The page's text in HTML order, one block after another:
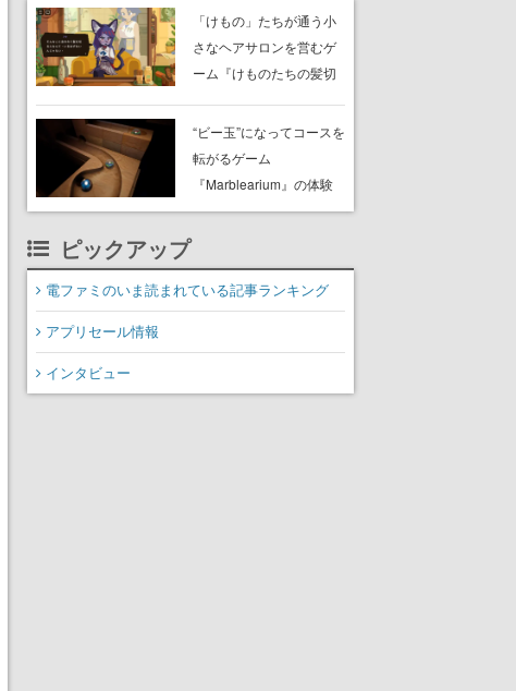
「けもの」たちが通う小
さなヘアサロンを営むゲ
ーム『けものたちの髪切
始。悩みを持ったお客様
と会話を交わし“本当に望
んでる髪型”を見つけ出す
“ビー玉”になってコースを
転がるゲーム
『Marblearium』の体験
版がSteamで本日8月7日
ピックアップ
電ファミのいま読まれている記事ランキング
アプリセール情報
インタビュー